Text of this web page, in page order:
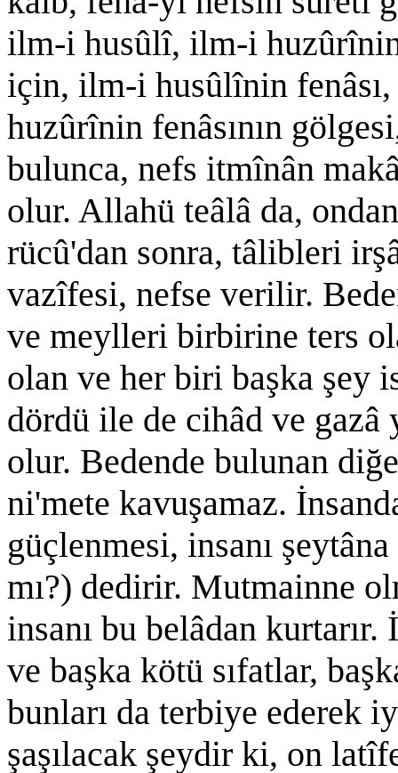
ilm-i husûlî, ilm-i
için, ilm-i husûlînin
huzûrînin fenâsının
bulunca, nefs itmînân
olur. Allahü teâlâ da,
rücû'dan sonra, tâlibleri
vazîfesi, nefse verilir.
ve meylleri birbirine ters
olan ve her biri başka şey
dördü ile de cihâd ve gazâ
olur. Bedende bulunan
ni'mete kavuşamaz.
güçlenmesi, insanı
mı?) dedirir. Mutmainne
insanı bu belâdan
ve başka kötü sıfatlar,
bunları da terbiye ederek
şaşılacak şeydir ki, on